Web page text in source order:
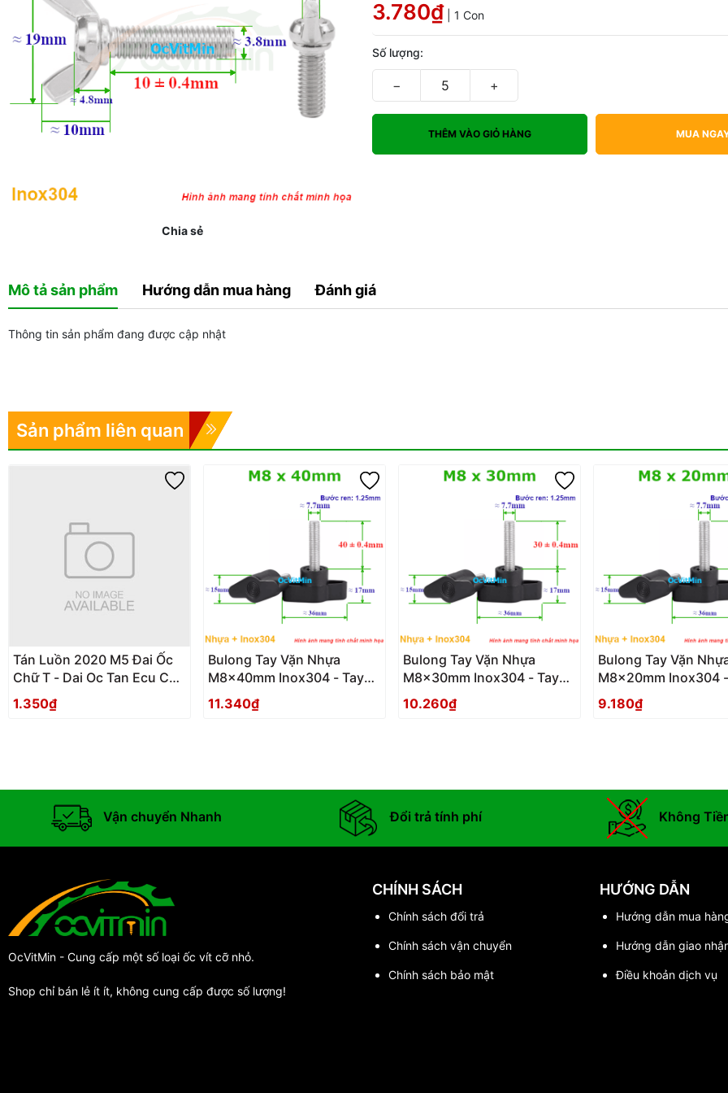
Chia sẻ
3.780₫ | 1 Con
Số lượng:
− +
THÊM VÀO GIỎ HÀNG MUA
Mô tả sản phẩm Hướng dẫn mua hàng Đánh giá
Thông tin sản phẩm đang được cập nhật
Sản phẩm liên quan
Tán Luồn 2020 M5 Đai Ốc
Chữ T - Dai Oc Tan Ecu Chu
T Luon
1.350₫
Bulong Tay Vặn Nhựa
M8x40mm Inox304 - Tay
Van Nhua
11.340₫
Bulong Tay Vặn Nhựa
M8x30mm Inox304 - Tay
Van Nhua
10.260₫
Bulong Tay Vặn
M8x20mm Inox304
Van Nhua
9.180₫
Vận chuyển Nhanh Đổi trả tính phí Không
OcVitMin - Cung cấp một số loại ốc vít cỡ nhỏ.
Shop chỉ bán lẻ ít ít, không cung cấp được số lượng!
CHÍNH SÁCH
Chính sách đổi trả
Chính sách vận chuyển
Chính sách bảo mật
HƯỚNG DẪN
Hướng dẫn mua
Hướng dẫn giao
Điều khoản dịch vụ